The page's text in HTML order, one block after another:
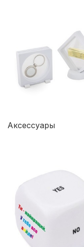
Аксессуары